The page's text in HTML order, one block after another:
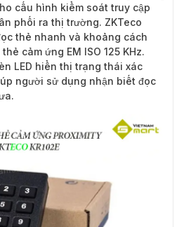
cấu hình kiểm soát truy cập
phối ra thị trường. ZKTeco
thẻ nhanh và khoảng cách
cảm ứng EM ISO 125 KHz.
LED hiển thị trạng thái xác
người sử dụng nhận biết đọc